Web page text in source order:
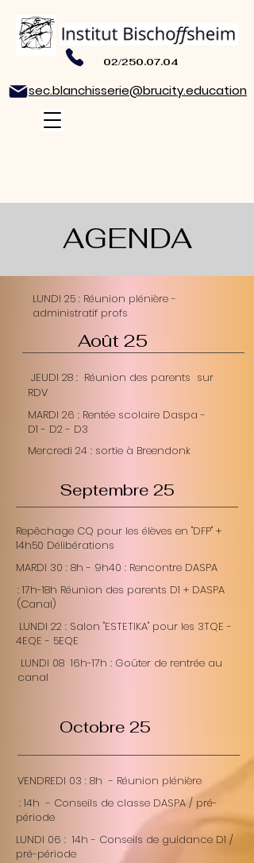
02/250.07.04
sec.blanchisserie@brucity.education
AGENDA
LUNDI 25 : Réunion plénière -
administratif profs
Août 25
JEUDI 28 : Réunion des parents sur
RDV
MARDI 26 : Rentée scolaire Daspa -
D1 - D2 - D3
Mercredi 24 : sortie à Breendonk
Septembre 25
Repêchage CQ pour les élèves en "DFP" +
14h50 Délibérations
MARDI 30 : 8h - 9h40 : Rencontre DASPA
: 17h-18h Réunion des parents D1 + DASPA
(Canal)
LUNDI 22 : Salon "ESTETIKA" pour les 3TQE -
4EQE - 5EQE
LUNDI 08 16h-17h : Goûter de rentrée au
canal
Octobre 25
VENDREDI 03 : 8h - Réunion plénière
: 14h - Conseils de classe DASPA / pré-
période
LUNDI 06 : 14h - Conseils de guidance D1 /
pré-période